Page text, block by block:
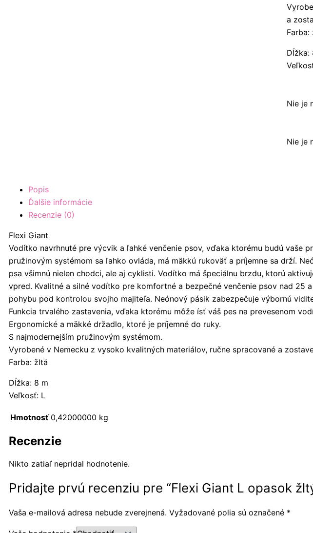
a
Farba:
Dĺžka:
Nie je
Nie je
Popis
Ďalšie informácie
Recenzie (0)
Flexi Giant
Vodítko navrhnuté pre výcvik a ľahké venčenie psov, vďaka ktorému budú vaše
pružinovým systémom sa ľahko ovláda, má mäkkú rukoväť a príjemne sa drží.
psa všimnú nielen chodci, ale aj cyklisti. Vodítko má špeciálnu brzdu, ktorú
vpred. Kvalitné a silné vodítko pre komfortné a bezpečné venčenie psov nad
pohybu pod kontrolou svojho majiteľa. Neónový pásik zabezpečuje výbornú
Funkcia trvalého zastavenia, vďaka ktorému môže ísť váš pes na prevesenom
Ergonomické a mäkké držadlo, ktoré je príjemné do ruky.
S najmodernejším pružinovým systémom.
Vyrobené v Nemecku z vysoko kvalitných materiálov, ručne spracované a
Farba: žltá
Dĺžka: 8 m
Veľkosť: L
Hmotnosť 0,42000000 kg
Recenzie
Nikto zatiaľ nepridal hodnotenie.
Pridajte prvú recenziu pre “Flexi Giant L opasok
Vaša e-mailová adresa nebude zverejnená. Vyžadované polia sú označené *